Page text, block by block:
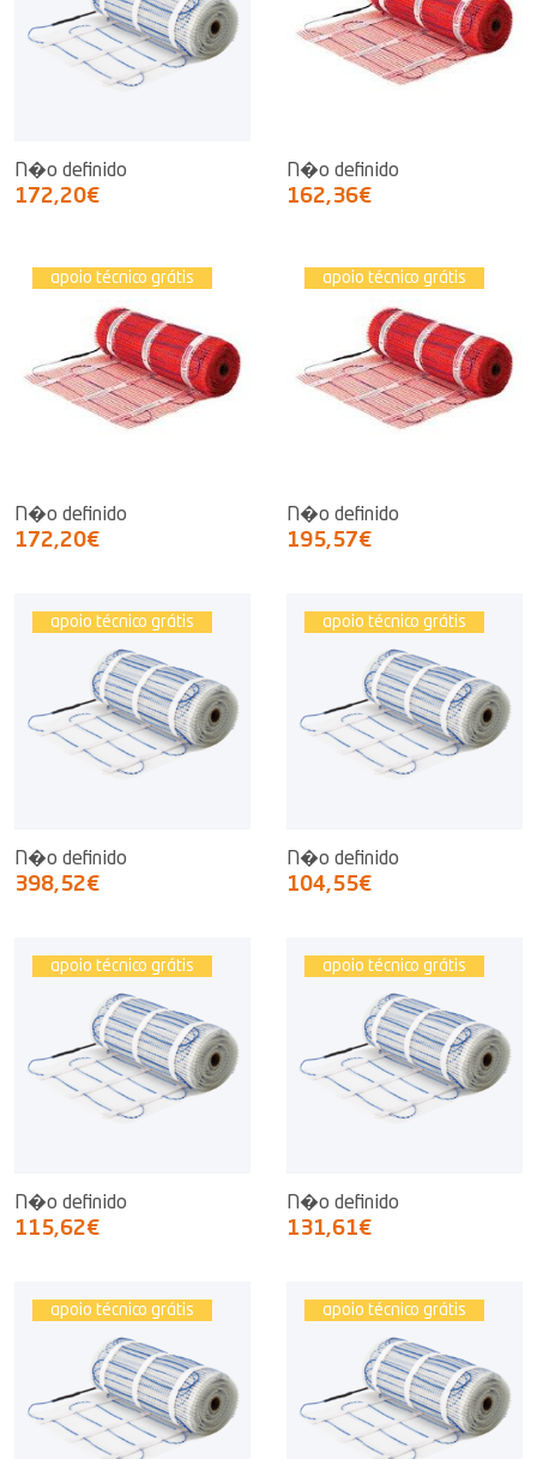
N�o definido
172,20€
N�o definido
162,36€
apoio técnico grátis
N�o definido
172,20€
apoio técnico grátis
N�o definido
195,57€
apoio técnico grátis
N�o definido
398,52€
apoio técnico grátis
N�o definido
104,55€
apoio técnico grátis
N�o definido
115,62€
apoio técnico grátis
N�o definido
131,61€
apoio técnico grátis apoio técnico grátis